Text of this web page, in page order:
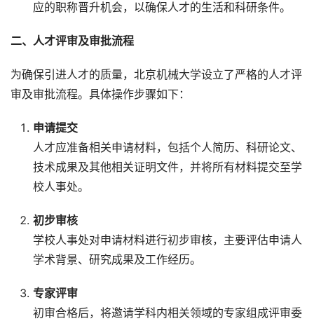
应的职称晋升机会，以确保人才的生活和科研条件。
二、人才评审及审批流程
为确保引进人才的质量，北京机械大学设立了严格的人才评
审及审批流程。具体操作步骤如下：
申请提交
人才应准备相关申请材料，包括个人简历、科研论文、
技术成果及其他相关证明文件，并将所有材料提交至学
校人事处。
初步审核
学校人事处对申请材料进行初步审核，主要评估申请人
学术背景、研究成果及工作经历。
专家评审
初审合格后，将邀请学科内相关领域的专家组成评审委